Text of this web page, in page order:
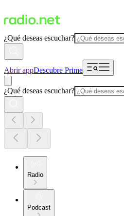
¿Qué deseas escuchar?
Abrir appDescubre Prime
¿Qué deseas escuchar?
Radio
Podcast